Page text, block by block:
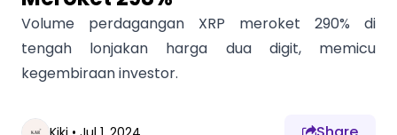
Volume perdagangan XRP meroket 290% di
tengah lonjakan harga dua digit, memicu
kegembiraan investor.